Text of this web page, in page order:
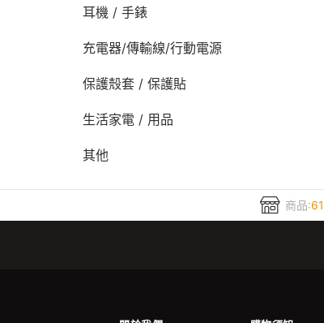
耳機 / 手錶
充電器/傳輸線/行動電源
保護殼套 / 保護貼
生活家電 / 用品
其他
商品:61